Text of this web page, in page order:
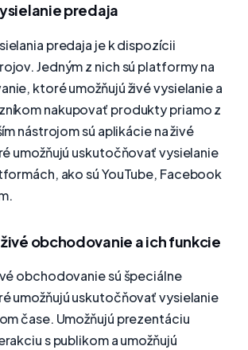
predaja
predaja je k dispozícii
Jedným z nich sú platformy na
ktoré umožňujú živé vysielanie a
nakupovať produkty priamo z
nástrojom sú aplikácie na živé
umožňujú uskutočňovať vysielanie
ako sú YouTube, Facebook
obchodovanie a ich funkcie
obchodovanie sú špeciálne
umožňujú uskutočňovať vysielanie
čase. Umožňujú prezentáciu
s publikom a umožňujú